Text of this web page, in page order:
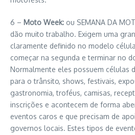
6 – Moto Week: ou SEMANA DA
dão muito trabalho. Exigem uma
claramente definido no modelo
começar na segunda e terminar no
Normalmente eles possuem células
para o trânsito, shows, festivais,
gastronomia, troféus, camisas,
inscrições e acontecem de forma
eventos caros e que precisam de
governos locais. Estes tipos de